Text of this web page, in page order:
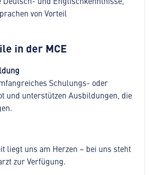
Deutsch- und Englischkenntnisse,
von Vorteil
in der MCE
Schulungs- oder
und unterstützen Ausbildungen, die
liegt uns am Herzen – bei uns steht
zur Verfügung.